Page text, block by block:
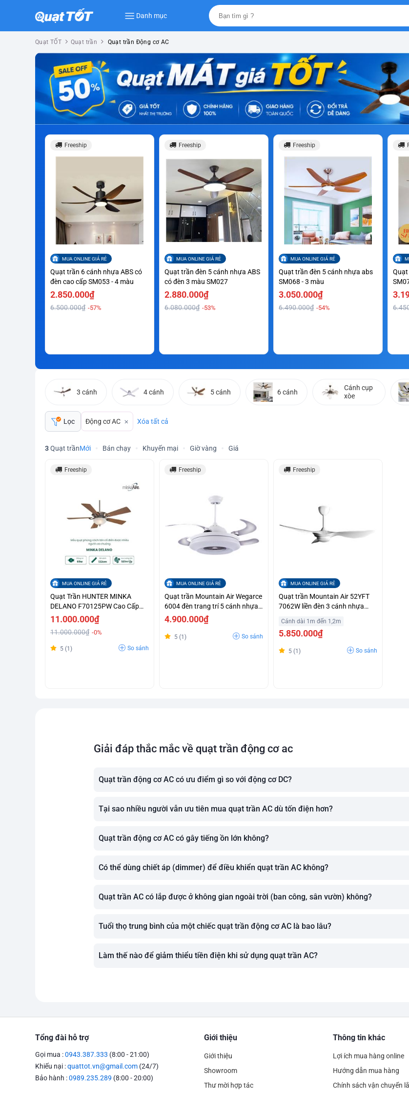
Danh mục
Quạt TỐT Quạt trần Quạt trần Động cơ AC
Freeship
MUA ONLINE GIÁ RẺ
Quạt trần 6 cánh nhựa ABS có
đèn cao cấp SM053 - 4 màu
2.850.000₫
6.500.000₫ -57%
Freeship
MUA ONLINE GIÁ RẺ
Quạt trần đèn 5 cánh nhựa ABS
có đèn 3 màu SM027
2.880.000₫
6.080.000₫ -53%
Freeship
MUA ONLINE GIÁ RẺ
Quạt trần đèn 5 cánh nhựa abs
SM068 - 3 màu
3.050.000₫
6.490.000₫ -54%
3 cánh 4 cánh 5 cánh 6 cánh
Cánh cụp
xòe
Lọc Động cơ AC Xóa tất cả
3Quạt trầnMới Bán chạy Khuyến mại Giờ vàng Giá
Freeship
MUA ONLINE GIÁ RẺ
Quạt Trần HUNTER MINKA
DELANO F70125PW Cao Cấp
Chính Hãng
11.000.000₫
11.000.000₫ -0%
5 (1) So sánh
Freeship
MUA ONLINE GIÁ RẺ
Quạt trần Mountain Air Wegarce
6004 đèn trang trí 5 cánh nhựa
trong suốt cụp xoè
4.900.000₫
5 (1) So sánh
Freeship
MUA ONLINE GIÁ RẺ
Quạt trần Mountain Air 52YFT
7062W liền đèn 3 cánh nhựa
Cánh dài 1m đến 1,2m
5.850.000₫
5 (1) So sánh
Giải đáp thắc mắc về quạt trần động cơ ac
Quạt trần động cơ AC có ưu điểm gì so với động cơ DC?
Tại sao nhiều người vẫn ưu tiên mua quạt trần AC dù tốn điện hơn?
Quạt trần động cơ AC có gây tiếng ồn lớn không?
Có thể dùng chiết áp (dimmer) để điều khiển quạt trần AC không?
Quạt trần AC có lắp được ở không gian ngoài trời (ban công, sân vườn) không?
Tuổi thọ trung bình của một chiếc quạt trần động cơ AC là bao lâu?
Làm thế nào để giảm thiểu tiền điện khi sử dụng quạt trần AC?
Tổng đài hỗ trợ
Gọi mua :0943.387.333 (8:00 - 21:00)
Khiếu nại :quattot.vn@gmail.com (24/7)
Bảo hành :0989.235.289 (8:00 - 20:00)
Giới thiệu
Giới thiệu
Showroom
Thư mời hợp tác
Thông tin khác
Lợi ích mua hàng online
Hướng dẫn mua hàng
Chính sách vận chuyển